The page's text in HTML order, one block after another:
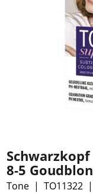
8-5
Tone TO11322